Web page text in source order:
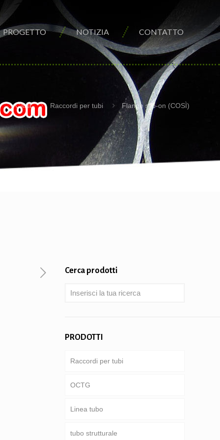
PROGETTO NOTIZIA CONTATTO
Casa Raccordi per tubi Flange slip-on (COSÌ)
Cerca prodotti
PRODOTTI
Raccordi per tubi
OCTG
Tubi & involucro
Asta di perforazione
Linea tubo
conduttura Comune
tubo strutturale